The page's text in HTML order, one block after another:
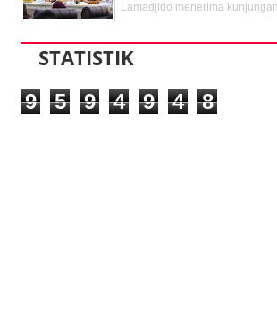
Lamadjido menerima kunjungan
STATISTIK
9 5 9 4 9 4 8